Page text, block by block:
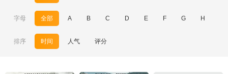
字母 全部 A B C D E F G H
排序 时间 人气 评分